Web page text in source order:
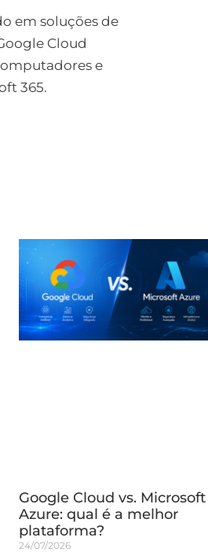
em soluções de
Cloud
e
365.
Google Cloud vs. Microsoft
Azure: qual é a melhor
plataforma?
24/07/2026